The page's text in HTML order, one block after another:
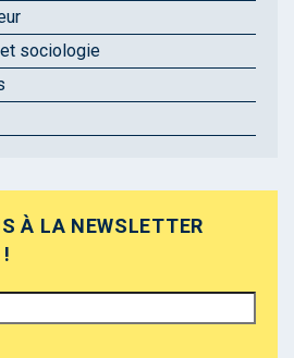
sociologie
À LA NEWSLETTER